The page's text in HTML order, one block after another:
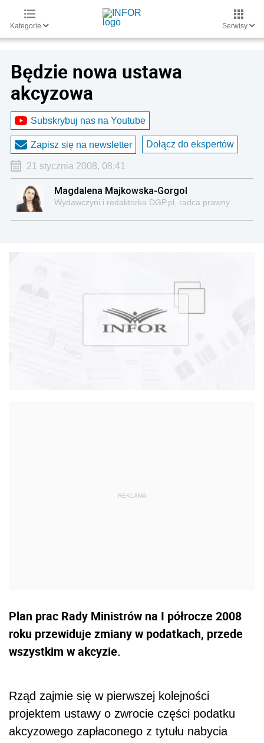
Kategorie Serwisy
Będzie nowa ustawa
akcyzowa
Subskrybuj nas na Youtube
Zapisz się na newsletter Dołącz do ekspertów
21 stycznia 2008, 08:41
Magdalena Majkowska-Gorgol
Wydawczyni i redaktorka DGP.pl, radca prawny
Plan prac Rady Ministrów na I półrocze 2008
roku przewiduje zmiany w podatkach, przede
wszystkim w akcyzie.
Rząd zajmie się w pierwszej kolejności
projektem ustawy o zwrocie części podatku
akcyzowego zapłaconego z tytułu nabycia